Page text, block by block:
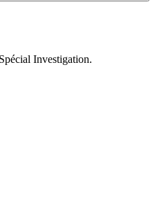
Investigation.